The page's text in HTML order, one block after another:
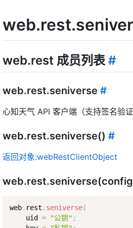
web.rest 成员列表 #
web.rest.seniverse #
心知天气 API 客户端（支持签名验证
web.rest.seniverse() #
返回对象:webRestClientObject
web. rest . seniverse(
    uid
= "公钥" ;